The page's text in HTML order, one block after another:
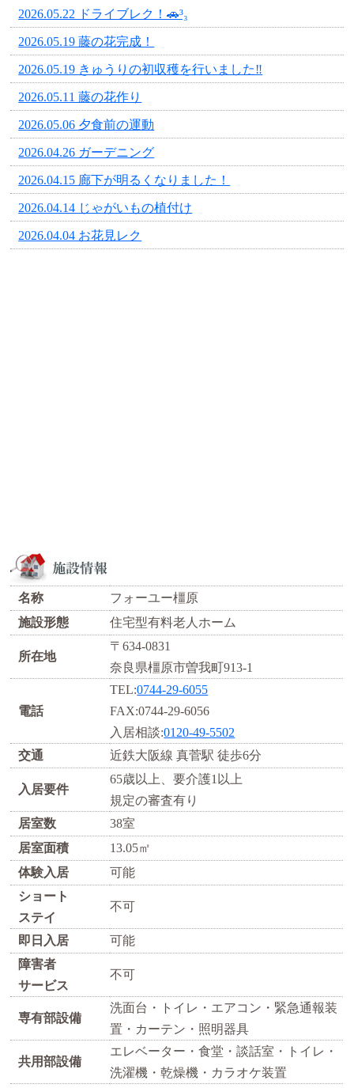
2026.05.22 ドライブレク！🚗³₃
2026.05.19 藤の花完成！
2026.05.19 きゅうりの初収穫を行いました‼️
2026.05.11 藤の花作り
2026.05.06 夕食前の運動
2026.04.26 ガーデニング
2026.04.15 廊下が明るくなりました！
2026.04.14 じゃがいもの植付け
2026.04.04 お花見レク
名称
フォーユー橿原
施設形態
住宅型有料老人ホーム
所在地
〒634-0831
奈良県橿原市曽我町913-1
電話
TEL:0744-29-6055
FAX:0744-29-6056
入居相談:0120-49-5502
交通
近鉄大阪線 真菅駅 徒歩6分
入居要件
65歳以上、要介護1以上
規定の審査有り
居室数
38室
居室面積
13.05㎡
体験入居
可能
ショート
ステイ
不可
即日入居
可能
障害者
サービス
不可
専有部設備
洗面台・トイレ・エアコン・緊急通報装
置・カーテン・照明器具
共用部設備
エレベーター・食堂・談話室・トイレ・
洗濯機・乾燥機・カラオケ装置